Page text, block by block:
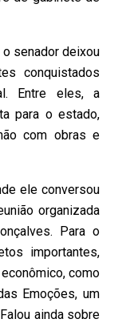
senador deixou
conquistados
Entre eles, a
para o estado,
com obras e
ele conversou
organizada
Para o
importantes,
como
Emoções, um
ainda sobre